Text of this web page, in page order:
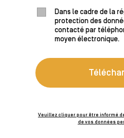
Dans le cadre de la
protection des
contacté par
moyen électronique.
Veuillez cliquer pour être informé
de